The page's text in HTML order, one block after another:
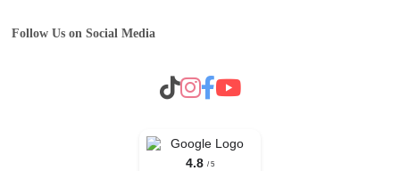
Follow Us on Social Media
4.8 / 5